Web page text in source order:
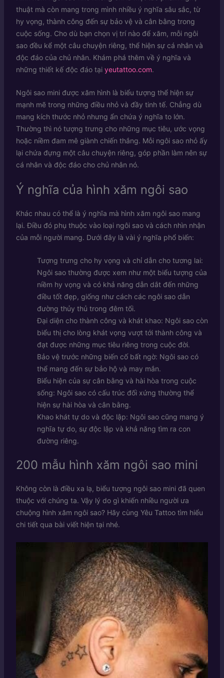
thuật mà còn mang trong mình nhiều ý nghĩa sâu sắc, từ
hy vọng, thành công đến sự bảo vệ và cân bằng trong
cuộc sống. Cho dù bạn chọn vị trí nào để xăm, mỗi ngôi
sao đều kể một câu chuyện riêng, thể hiện sự cá nhân và
độc đáo của chủ nhân. Khám phá thêm về ý nghĩa và
những thiết kế độc đáo tại yeutattoo.com.
Ngôi sao mini được xăm hình là biểu tượng thể hiện sự
mạnh mẽ trong những điều nhỏ và đầy tinh tế. Chẳng dù
mang kích thước nhỏ nhưng ẩn chứa ý nghĩa to lớn.
Thường thì nó tượng trưng cho những mục tiêu, ước vọng
hoặc niềm đam mê giành chiến thắng. Mỗi ngôi sao nhỏ ấy
lại chứa đựng một câu chuyện riêng, góp phần làm nên sự
cá nhân và độc đáo cho chủ nhân nó.
Ý nghĩa của hình xăm ngôi sao
Khác nhau có thể là ý nghĩa mà hình xăm ngôi sao mang
lại. Điều đó phụ thuộc vào loại ngôi sao và cách nhìn nhận
của mỗi người mang. Dưới đây là vài ý nghĩa phổ biến:
Tượng trưng cho hy vọng và chỉ dẫn cho tương lai:
Ngôi sao thường được xem như một biểu tượng của
niềm hy vọng và có khả năng dẫn dắt đến những
điều tốt đẹp, giống như cách các ngôi sao dẫn
đường thủy thủ trong đêm tối.
Đại diện cho thành công và khát khao: Ngôi sao còn
biểu thị cho lòng khát vọng vượt tới thành công và
đạt được những mục tiêu riêng trong cuộc đời.
Bảo vệ trước những biến cố bất ngờ: Ngôi sao có
thể mang đến sự bảo hộ và may mắn.
Biểu hiện của sự cân bằng và hài hòa trong cuộc
sống: Ngôi sao có cấu trúc đối xứng thường thể
hiện sự hài hòa và cân bằng.
Khao khát tự do và độc lập: Ngôi sao cũng mang ý
nghĩa tự do, sự độc lập và khả năng tìm ra con
đường riêng.
200 mẫu hình xăm ngôi sao mini
Không còn là điều xa lạ, biểu tượng ngôi sao mini đã quen
thuộc với chúng ta. Vậy lý do gì khiến nhiều người ưa
chuộng hình xăm ngôi sao? Hãy cùng Yêu Tattoo tìm hiểu
chi tiết qua bài viết hiện tại nhé.